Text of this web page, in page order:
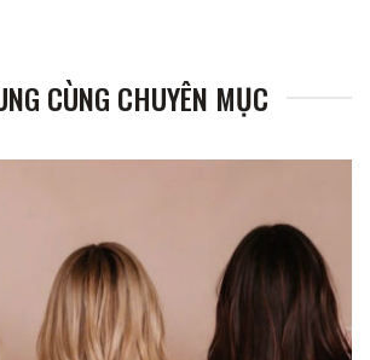
CÙNG CHUYÊN MỤC